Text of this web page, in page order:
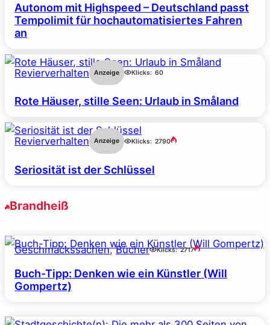
Autonom mit Highspeed – Deutschland passt
Tempolimit für hochautomatisiertes Fahren
an
Revierverhalten Anzeige Klicks: 60
Rote Häuser, stille Seen: Urlaub in Småland
Revierverhalten Anzeige Klicks: 2790
Seriosität ist der Schlüssel
Brandheiß
Geschmackssachen, Bücher Klicks: 2717
Buch-Tipp: Denken wie ein Künstler (Will
Gompertz)